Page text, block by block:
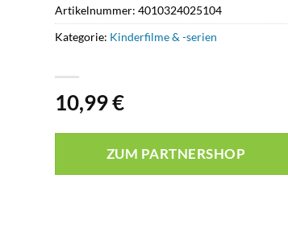
10,99€
ZUM PARTNERSHOP
Artikelnummer: 4010324025104
Kategorie: Kinderfilme & -serien